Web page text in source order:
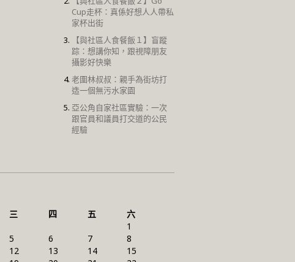
Cup走杯：真係好想人人帶私
家杯出街
【與社區人食餐飯１】盲蹤
踪：想講你知，跟視障朋友
攝影好快樂
老圍林叔叔：親手為街坊打
造一個無污水家園
亞公角自家社區實驗：一次
跟官員和議員打交道的公民
經驗
三 四 五
六
1
5 6 7
8
12 13 14
15